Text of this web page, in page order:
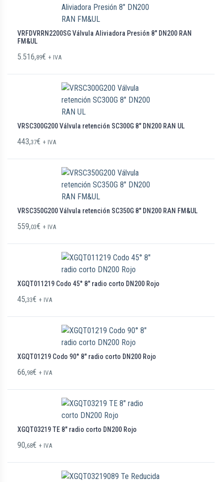
VRFDVRRN2200SG Válvula Aliviadora Presión 8″ DN200 RAN
FM&UL
5.516,89€ + IVA
VRSC300G200 Válvula retención SC300G 8″ DN200 RAN UL
443,37€ + IVA
VRSC350G200 Válvula retención SC350G 8″ DN200 RAN FM&UL
559,03€ + IVA
XGQT011219 Codo 45° 8″ radio corto DN200 Rojo
45,33€ + IVA
XGQT01219 Codo 90° 8″ radio corto DN200 Rojo
66,98€ + IVA
XGQT03219 TE 8″ radio corto DN200 Rojo
90,68€ + IVA